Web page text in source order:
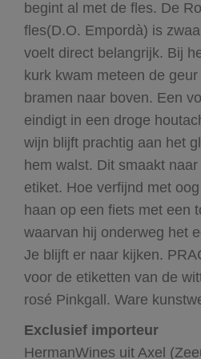
begint al met de fles. De
fles(D.O. Empordà) is
voelt direct belangrijk. Bij
kurk kwam meteen de
bramen naar boven. Een
eindigt in een droge
wijn blijft prachtig aan het
hem walst. Dit smaakt
etiket. Hoe verfijnd met
haan op een fiets met een
waarvan hij onderweg het
Je blijft er naar kijken.
voor de etiketten van de
rosé Pinkgall. Ware
Exclusief importeur
HermanWines uit Axel